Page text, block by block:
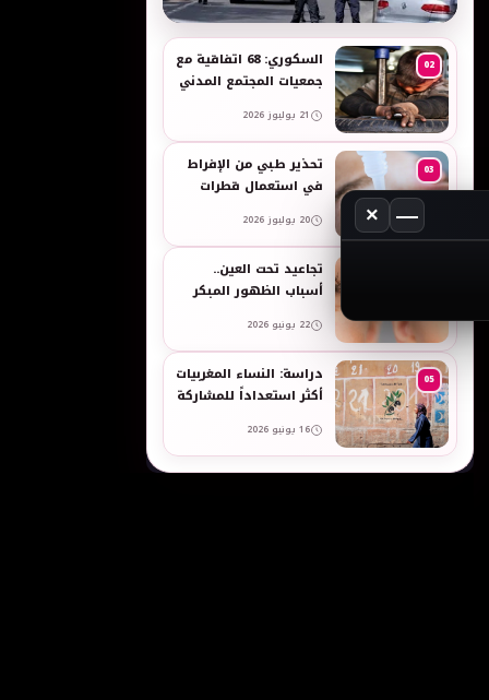
به
02
السكوري: 68 اتفاقية مع
جمعيات المجتمع المدني
والنساء في العمل
21 يوليوز 2026
03
تحذير طبي من الإفراط
في استعمال قطرات
المضيقة للأوعية
20 يوليوز 2026
تجاعيد تحت العين..
أسباب الظهور المبكر
بالبشرة الحساسة -
taroudant press
22 يونيو 2026
05
دراسة: النساء المغربيات
أكثر استعداداً للمشاركة
بالرجال
16 يونيو 2026
—
×